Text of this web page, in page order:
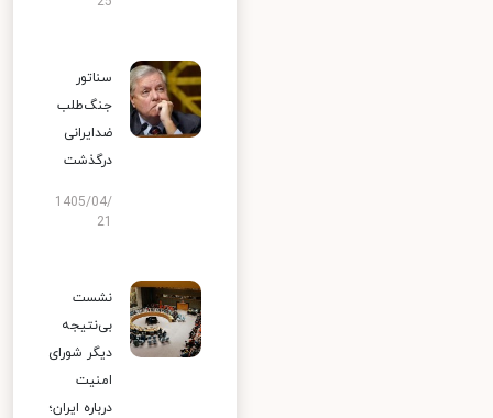
سناتور
جنگ‌طلب
ضدایرانی
درگذشت
1405/04/
نشست
بی‌نتیجه
دیگر شورای
امنیت
درباره ایران؛